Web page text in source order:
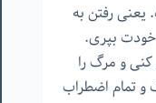
یعنی رفتن به
بپری.
و مرگ را
و تمام اضطراب